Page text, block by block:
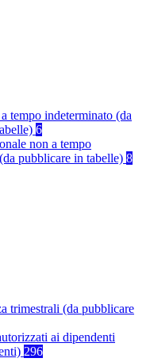
tempo indeterminato (da
6
non a tempo
pubblicare in tabelle) 8
trimestrali (da pubblicare
ai dipendenti
296